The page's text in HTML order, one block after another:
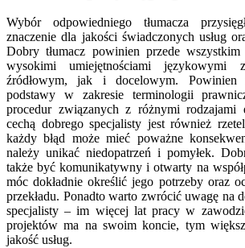
Wybór odpowiedniego tłumacza
znaczenie dla jakości świadczonych usług
Dobry tłumacz powinien przede wszystkim
wysokimi umiejętnościami językowymi
źródłowym, jak i docelowym. Powinien
podstawy w zakresie terminologii
procedur związanych z różnymi rodzajami
cechą dobrego specjalisty jest również
każdy błąd może mieć poważne
należy unikać niedopatrzeń i pomyłek.
także być komunikatywny i otwarty na
móc dokładnie określić jego potrzeby oraz
przekładu. Ponadto warto zwrócić uwagę na
specjalisty – im więcej lat pracy w
projektów ma na swoim koncie, tym
jakość usług.